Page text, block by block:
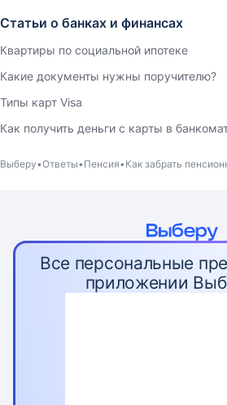
Статьи о банках и финансах
Квартиры по социальной ипотеке
Какие документы нужны поручителю?
Типы карт Visa
Как получить деньги с карты в
Выберу Ответы Пенсия Как забрать
Все персональные
приложении